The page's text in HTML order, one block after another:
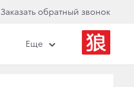
Заказать обратный звонок
Еще